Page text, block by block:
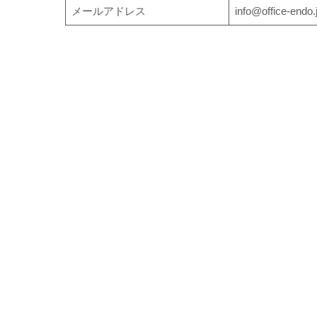
メールアドレス info@office-